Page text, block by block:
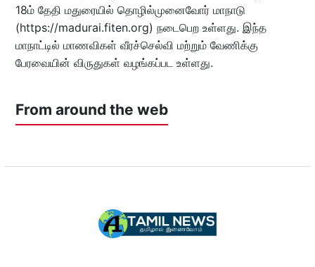
18ம் தேதி மதுரையில் தொழில்முனைவோர் மாநாடு
(https://madurai.fiten.org) நடைபெற உள்ளது. இந்த
மாநாட்டில் மாணவிகள் வீரச்செல்வி மற்றும் வேணிக்கு
பேரவையின் விருதுகள் வழங்கப்பட உள்ளது.
From around the web